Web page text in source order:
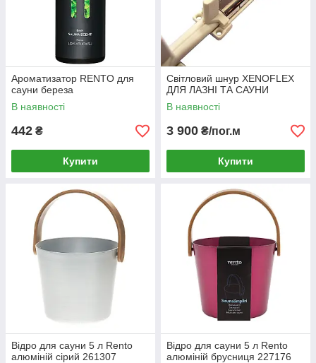
Ароматизатор RENTO для
сауни береза
В наявності
442 ₴
Купити
Світловий шнур XENOFLEX
ДЛЯ ЛАЗНІ ТА САУНИ
В наявності
3 900 ₴/пог.м
Купити
Відро для сауни 5 л Rento
алюміній сірий 261307
Відро для сауни 5 л Rento
алюміній брусниця 227176